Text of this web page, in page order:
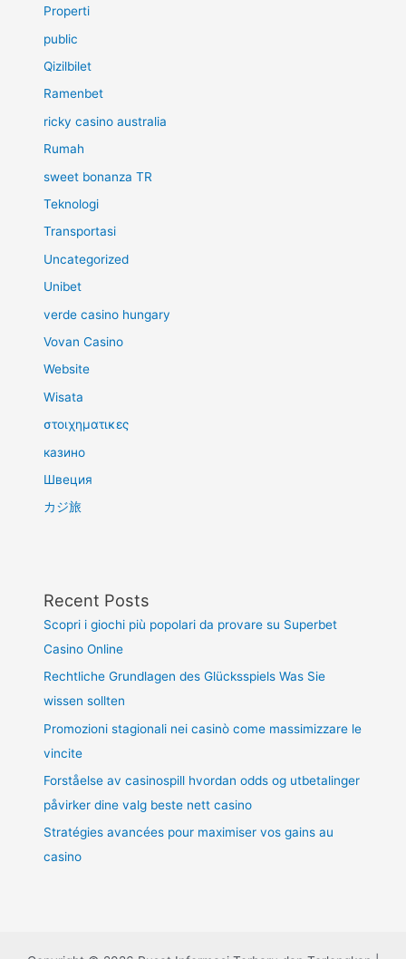
Properti
public
Qizilbilet
Ramenbet
ricky casino australia
Rumah
sweet bonanza TR
Teknologi
Transportasi
Uncategorized
Unibet
verde casino hungary
Vovan Casino
Website
Wisata
στοιχηματικες
казино
Швеция
カジ旅
Recent Posts
Scopri i giochi più popolari da provare su Superbet
Casino Online
Rechtliche Grundlagen des Glücksspiels Was Sie
wissen sollten
Promozioni stagionali nei casinò come massimizzare le
vincite
Forståelse av casinospill hvordan odds og utbetalinger
påvirker dine valg beste nett casino
Stratégies avancées pour maximiser vos gains au
casino